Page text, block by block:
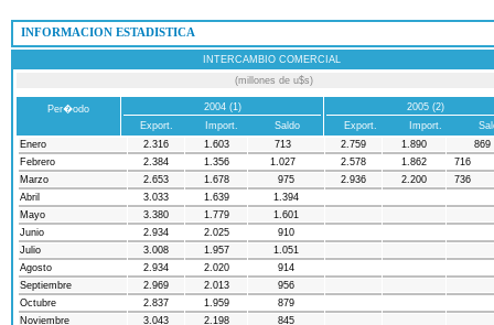
 INFORMACION ESTADISTICA
INTERCAMBIO COMERCIAL
(millones de u$s)
Per�odo
2004 (1)
Export.
Import. Saldo
2005 (2)
Export.
Import.
Enero
2.316 1.603 713 2.759 1.890
869
Febrero
2.384 1.356 1.027 2.578 1.862
716
Marzo
2.653 1.678 975 2.936 2.200
736
Abril
3.033 1.639
1.394
Mayo
3.380 1.779
1.601
Junio
2.934 2.025
910
Julio
3.008 1.957
1.051
Agosto
2.934 2.020
914
Septiembre
2.969 2.013
956
Octubre
2.837 1.959
879
Noviembre
3.043 2.198
845